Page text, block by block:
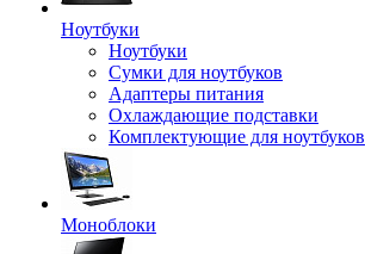
Ноутбуки
Ноутбуки
Сумки для ноутбуков
Адаптеры питания
Охлаждающие подставки
Комплектующие для ноутбуков
Моноблоки